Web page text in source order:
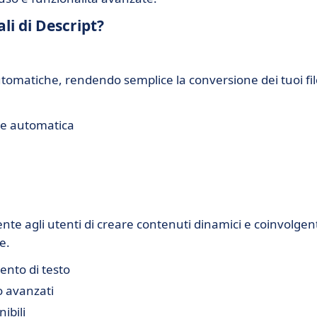
di Descript?
rendendo semplice la conversione dei tuoi
automatica
agli utenti di creare contenuti dinamici e
di testo
avanzati